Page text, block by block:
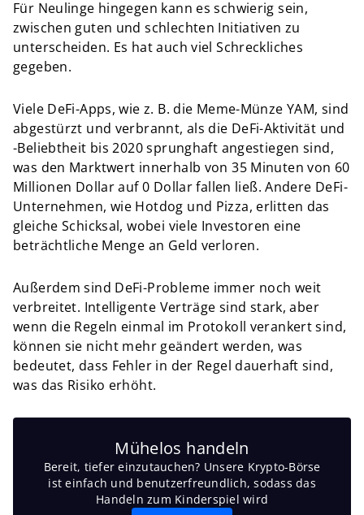
Für Neulinge hingegen kann es schwierig sein,
zwischen guten und schlechten Initiativen zu
unterscheiden. Es hat auch viel Schreckliches
gegeben.
Viele DeFi-Apps, wie z. B. die Meme-Münze YAM, sind
abgestürzt und verbrannt, als die DeFi-Aktivität und
-Beliebtheit bis 2020 sprunghaft angestiegen sind,
was den Marktwert innerhalb von 35 Minuten von 60
Millionen Dollar auf 0 Dollar fallen ließ. Andere DeFi-
Unternehmen, wie Hotdog und Pizza, erlitten das
gleiche Schicksal, wobei viele Investoren eine
beträchtliche Menge an Geld verloren.
Außerdem sind DeFi-Probleme immer noch weit
verbreitet. Intelligente Verträge sind stark, aber
wenn die Regeln einmal im Protokoll verankert sind,
können sie nicht mehr geändert werden, was
bedeutet, dass Fehler in der Regel dauerhaft sind,
was das Risiko erhöht.
Mühelos handeln
Bereit, tiefer einzutauchen? Unsere Krypto-Börse
ist einfach und benutzerfreundlich, sodass das
Handeln zum Kinderspiel wird